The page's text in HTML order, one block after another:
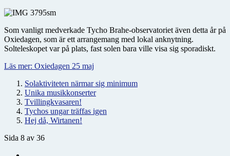
Som vanligt medverkade Tycho Brahe-observatoriet även detta år på
Oxiedagen, som är ett arrangemang med lokal anknytning.
Solteleskopet var på plats, fast solen bara ville visa sig sporadiskt.
Läs mer: Oxiedagen 25 maj
Solaktiviteten närmar sig minimum
Unika musikkonserter
Tvillingkvasaren!
Tychos ungar träffas igen
Hej då, Wirtanen!
Sida 8 av 36